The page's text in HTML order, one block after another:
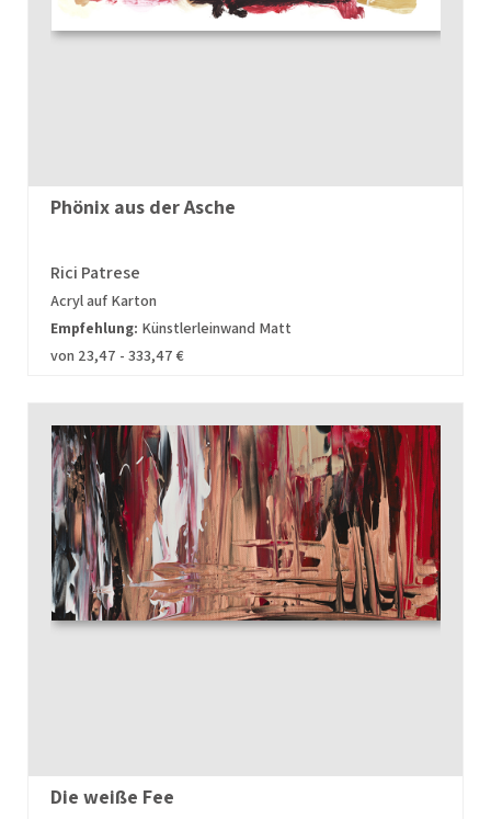
Phönix aus der Asche
Rici Patrese
Acryl auf Karton
Empfehlung: Künstlerleinwand Matt
von 23,47 - 333,47 €
Die weiße Fee